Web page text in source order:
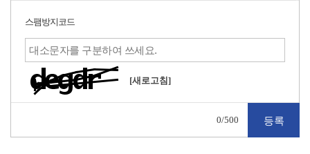
스팸방지코드
[새로고침]
0/500